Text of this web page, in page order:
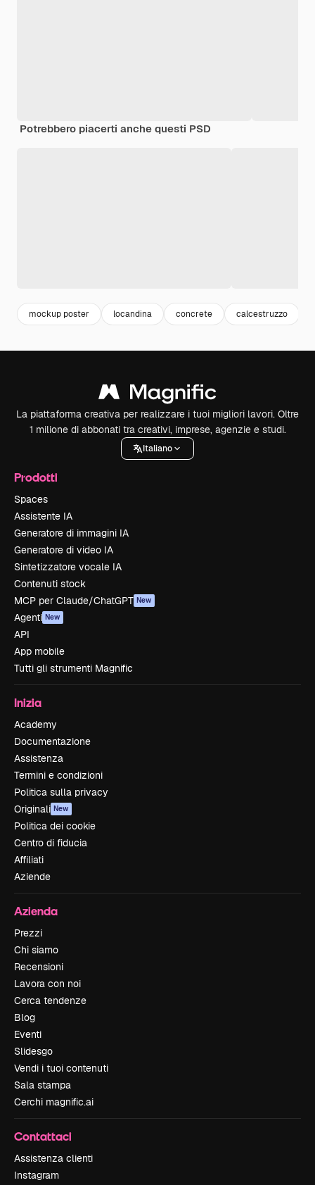
Potrebbero piacerti anche questi PSD
mockup poster locandina concrete calcestruzzo
La piattaforma creativa per realizzare i tuoi migliori lavori. Oltre
1 milione di abbonati tra creativi, imprese, agenzie e studi.
Italiano
Prodotti
Spaces
Assistente IA
Generatore di immagini IA
Generatore di video IA
Sintetizzatore vocale IA
Contenuti stock
MCP per Claude/ChatGPT New
Agenti New
API
App mobile
Tutti gli strumenti Magnific
Inizia
Academy
Documentazione
Assistenza
Termini e condizioni
Politica sulla privacy
Originali New
Politica dei cookie
Centro di fiducia
Affiliati
Aziende
Azienda
Prezzi
Chi siamo
Recensioni
Lavora con noi
Cerca tendenze
Blog
Eventi
Slidesgo
Vendi i tuoi contenuti
Sala stampa
Cerchi magnific.ai
Contattaci
Assistenza clienti
Instagram